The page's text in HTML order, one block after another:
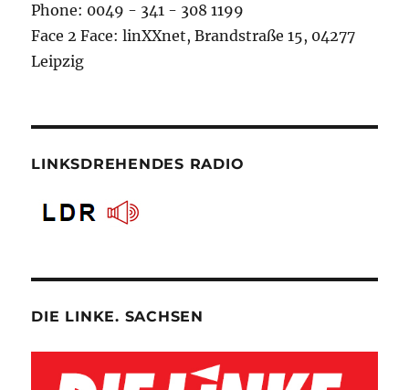
Phone: 0049 - 341 - 308 1199
Face 2 Face: linXXnet, Brandstraße 15, 04277
Leipzig
LINKSDREHENDES RADIO
DIE LINKE. SACHSEN